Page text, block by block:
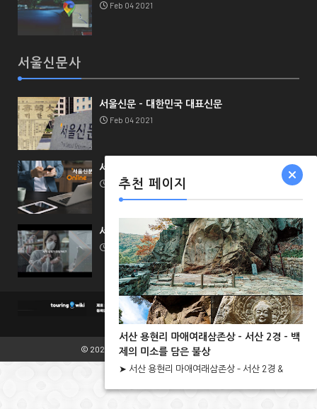
Feb 04 2021
서울신문사
서울신문 - 대한민국 대표신문
Feb 04 2021
서울신문 채널 가이드
Feb 04 2021
서울신문 비즈니스
Feb 04 2021
© 2021. TouringWikiAll Rights Reserved.
추천 페이지
서산 용현리 마애여래삼존상 - 서산 2경 - 백
제의 미소를 담은 불상
➤ 서산 용현리 마애여래삼존상 - 서산 2경 &